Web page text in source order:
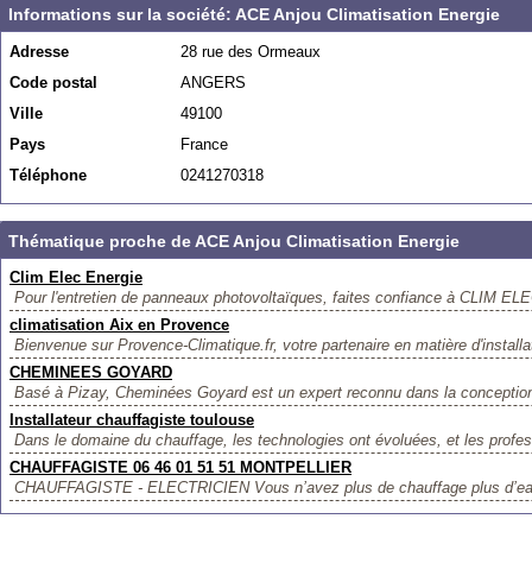
Informations sur la société: ACE Anjou Climatisation Energie
Adresse
28 rue des Ormeaux
Code postal
ANGERS
Ville
49100
Pays
France
Téléphone
0241270318
Thématique proche de ACE Anjou Climatisation Energie
Clim Elec Energie
Pour l'entretien de panneaux photovoltaïques, faites confiance à CLIM
climatisation Aix en Provence
Bienvenue sur Provence-Climatique.fr, votre partenaire en matière
CHEMINEES GOYARD
Basé à Pizay, Cheminées Goyard est un expert reconnu dans la
Installateur chauffagiste toulouse
Dans le domaine du chauffage, les technologies ont évoluées, et les
CHAUFFAGISTE 06 46 01 51 51 MONTPELLIER
CHAUFFAGISTE - ELECTRICIEN Vous n’avez plus de chauffage plus